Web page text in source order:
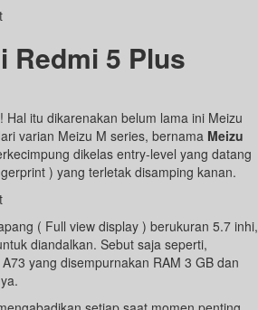
Redmi 5 Plus
itu dikarenakan belum lama ini Meizu
varian Meizu M series, bernama Meizu
dikelas entry-level yang datang
) yang terletak disamping kanan.
( Full view display ) berukuran 5.7 inhi,
diandalkan. Sebut saja seperti,
yang disempurnakan RAM 3 GB dan